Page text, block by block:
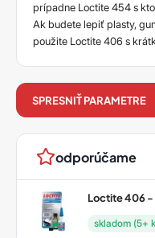
prípadne Loctite 454 s
Ak budete lepiť plasty,
použite Loctite 406 s
filter
produktov
SPRESNIŤ PARAMETRE
odporúčame
Loctite 406 -
skladom (5+